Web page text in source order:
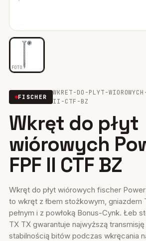
Mocowania do rusztowań
Wiertła i narzędzia
Mocowania elektryczne
Uszczelniacze, piany kleje
FOTO
FISCHER
WKRET-DO-PLYT-
II-CTF-BZ
Wkręt do płyt
wiórowych
FPF II CTF BZ
Wkręt do płyt wiórowych fischer
to wkręt z łbem stożkowym, gniazdem
pełnym i z powłoką Bonus-Cynk. Łeb
TX TX gwarantuje najwyższą transmisję
stabilnością bitów podczas wkręcania